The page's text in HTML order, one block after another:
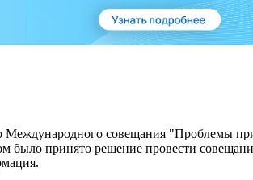
Международного совещания "Проблемы
принято решение провести